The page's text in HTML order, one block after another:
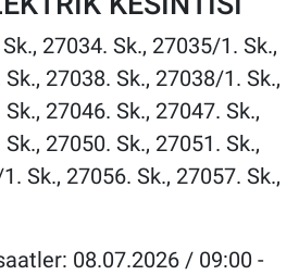
27034. Sk., 27035/1. Sk.,
27038. Sk., 27038/1. Sk.,
27046. Sk., 27047. Sk.,
27050. Sk., 27051. Sk.,
Sk., 27056. Sk., 27057. Sk.,
08.07.2026 / 09:00 -